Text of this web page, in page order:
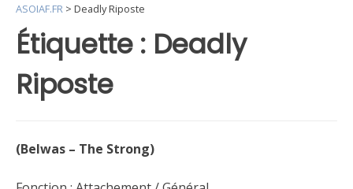
Étiquette : Deadly
Riposte
ASOIAF.FR > Deadly Riposte
(Belwas – The Strong)